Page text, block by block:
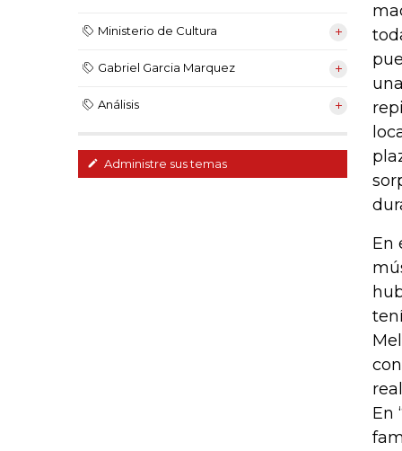
Ministerio de Cultura
Gabriel Garcia Marquez
Análisis
Administre sus temas
En
En